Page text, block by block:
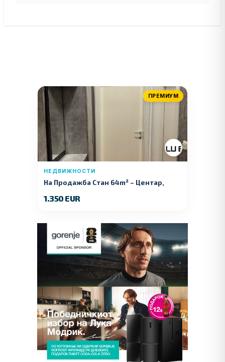
ПРЕМИУМ
НЕДВИЖНОСТИ
На Продажба Стан 64m² – Центар,
1.350 EUR